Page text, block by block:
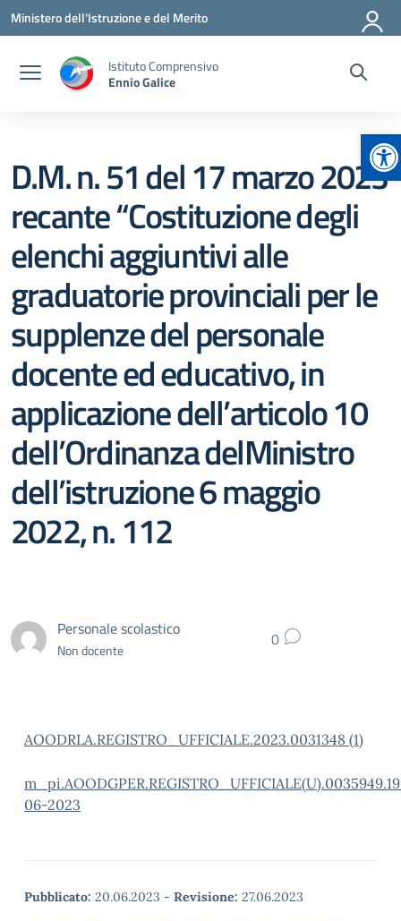
Vai ai contenuti
Vai al menu di navigazione
Vai al footer
Ministero dell'Istruzione e del Merito
Istituto Comprensivo
Ennio Galice
D.M. n. 51 del 17 marzo 2023
recante “Costituzione degli
elenchi aggiuntivi alle
graduatorie provinciali per le
supplenze del personale
docente ed educativo, in
applicazione dell’articolo 10
dell’Ordinanza delMinistro
dell’istruzione 6 maggio
2022, n. 112
Personale scolastico
Non docente 0
AOODRLA.REGISTRO_UFFICIALE.2023.0031348 (1)
06-2023
Pubblicato: 20.06.2023 - Revisione: 27.06.2023